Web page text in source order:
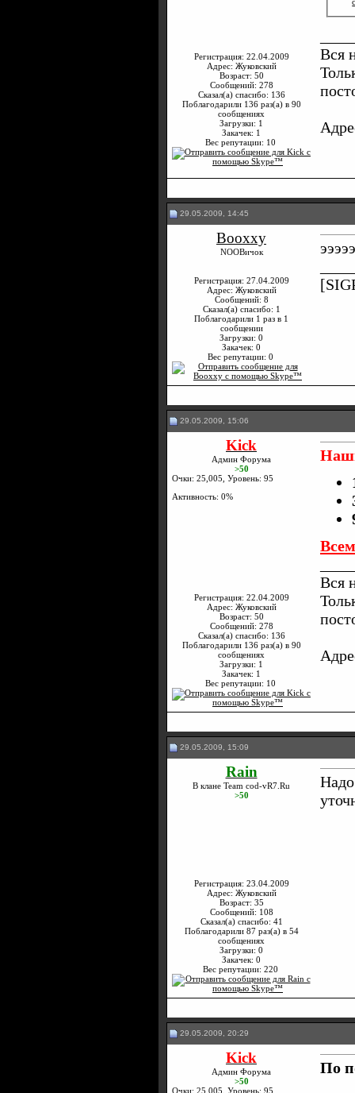
Регистрация: 22.04.2009
Адрес: Жуковский
Возраст: 50
Сообщений: 278
Сказал(а) спасибо: 136
Поблагодарили 136 раз(а) в 90
сообщениях
Загрузки: 1
Закачек: 1
Вес репутации: 10
Вся
29.05.2009, 14:45
Booxxy
NOOBичок
Регистрация: 27.04.2009
Адрес: Жуковский
Сообщений: 8
Сказал(а) спасибо: 1
Поблагодарили 1 раз в 1
сообщении
Загрузки: 0
Закачек: 0
Вес репутации: 0
29.05.2009, 15:06
Kick
Админ Форума
>50
Очки: 25,005, Уровень: 95
Активность: 0%
Регистрация: 22.04.2009
Адрес: Жуковский
Возраст: 50
Сообщений: 278
Сказал(а) спасибо: 136
Поблагодарили 136 раз(а) в 90
сообщениях
Загрузки: 1
Закачек: 1
Вес репутации: 10
Вся
29.05.2009, 15:09
Rain
В клане Team cod-vR7.Ru
>50
Регистрация: 23.04.2009
Адрес: Жуковский
Возраст: 35
Сообщений: 108
Сказал(а) спасибо: 41
Поблагодарили 87 раз(а) в 54
сообщениях
Загрузки: 0
Закачек: 0
Вес репутации: 220
Надо
29.05.2009, 20:29
Kick
Админ Форума
>50
Очки: 25,005, Уровень: 95
По